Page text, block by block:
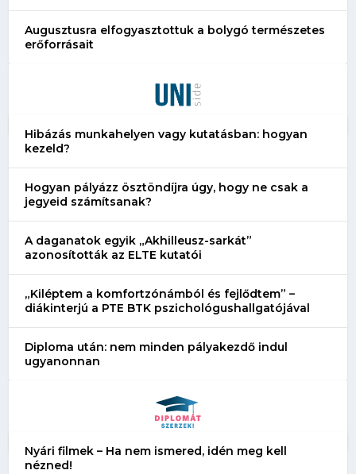
Augusztusra elfogyasztottuk a bolygó természetes
erőforrásait
Hibázás munkahelyen vagy kutatásban: hogyan
kezeld?
Hogyan pályázz ösztöndíjra úgy, hogy ne csak a
jegyeid számítsanak?
A daganatok egyik „Akhilleusz-sarkát”
azonosították az ELTE kutatói
„Kiléptem a komfortzónámból és fejlődtem” –
diákinterjú a PTE BTK pszichológushallgatójával
Diploma után: nem minden pályakezdő indul
ugyanonnan
Nyári filmek – Ha nem ismered, idén meg kell
nézned!